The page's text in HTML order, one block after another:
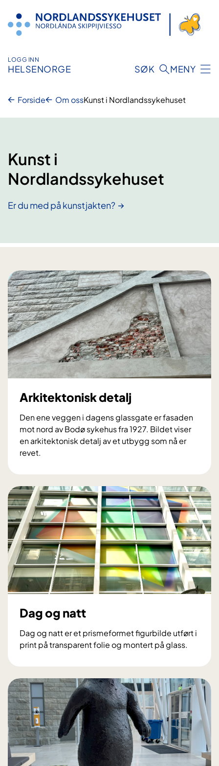
innhold
LOGG INN
HELSENORGE SØK MENY
Forside Om ossKunst i Nordlandssykehuset
Kunst i
Nordlandssykehuset
Er du med på kunstjakten?
Arkitektonisk detalj
Den ene veggen i dagens glassgate er fasaden
mot nord av Bodø sykehus fra 1927. Bildet viser
en arkitektonisk detalj av et utbygg som nå er
revet.
r
k
i
t
e
k
t
o
n
s
d
e
a
Dag og natt
Dag og natt er et prismeformet figurbilde utført i
print på transparent folie og montert på glass.
a
g
o
g
n
a
t
t